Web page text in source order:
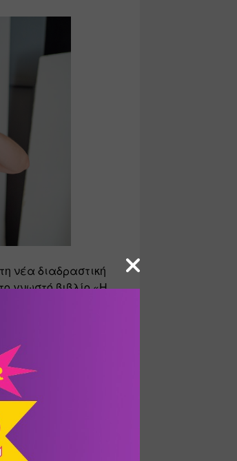
νέα διαδραστική
γνωστό βιβλίο «Η
τους.
τη σημασία
και πόσο σημαντικό
τα παιδιά
εξάσκηση.
που ενισχύουν τη
των παιδιών.